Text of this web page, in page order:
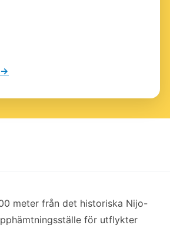
→
meter från det historiska Nijo-
för utflykter